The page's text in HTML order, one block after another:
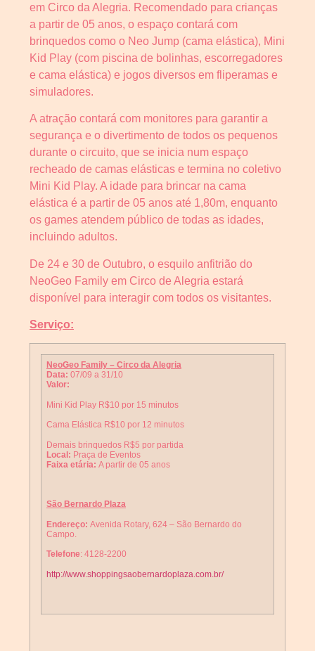
em Circo da Alegria. Recomendado para crianças
a partir de 05 anos, o espaço contará com
brinquedos como o Neo Jump (cama elástica), Mini
Kid Play (com piscina de bolinhas, escorregadores
e cama elástica) e jogos diversos em fliperamas e
simuladores.
A atração contará com monitores para garantir a
segurança e o divertimento de todos os pequenos
durante o circuito, que se inicia num espaço
recheado de camas elásticas e termina no coletivo
Mini Kid Play. A idade para brincar na cama
elástica é a partir de 05 anos até 1,80m, enquanto
os games atendem público de todas as idades,
incluindo adultos.
De 24 e 30 de Outubro, o esquilo anfitrião do
NeoGeo Family em Circo de Alegria estará
disponível para interagir com todos os visitantes.
Serviço:
NeoGeo Family – Circo da Alegria
Data: 07/09 a 31/10
Valor:
Mini Kid Play R$10 por 15 minutos
Cama Elástica R$10 por 12 minutos
Demais brinquedos R$5 por partida
Local: Praça de Eventos
Faixa etária: A partir de 05 anos
São Bernardo Plaza
Endereço: Avenida Rotary, 624 – São Bernardo do
Campo.
Telefone: 4128-2200
http://www.shoppingsaobernardoplaza.com.br/